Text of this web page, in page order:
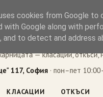
— класации, откъси,
117, София · пон–пет
КЛАСАЦИИ ОТКЪСИ
cookies from Google to
with Google along with
to detect and address